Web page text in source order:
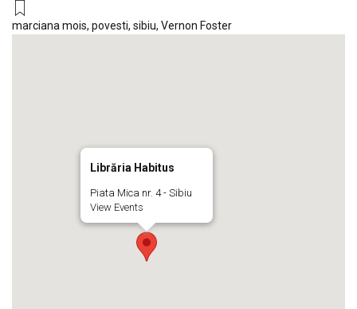
marciana mois, povesti, sibiu, Vernon Foster
Librăria Habitus
Piata Mica nr. 4 - Sibiu
View Events